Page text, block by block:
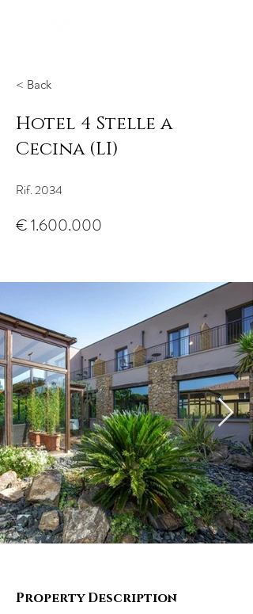
< Back
Hotel 4 Stelle a
Cecina (LI)
Rif. 2034
€1.600.000
Property Description